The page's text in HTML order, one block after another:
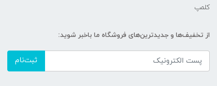
کلمپ
از تخفیف‌ها و جدیدترین‌های فروشگاه ما باخبر شوید:
ثبت‌نام